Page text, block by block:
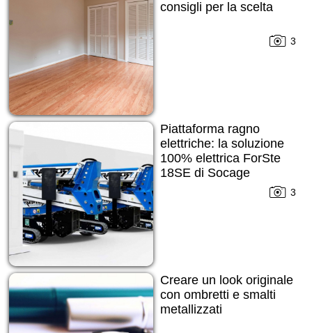
consigli per la scelta
3
Piattaforma ragno
elettriche: la soluzione
100% elettrica ForSte
18SE di Socage
3
Creare un look originale
con ombretti e smalti
metallizzati